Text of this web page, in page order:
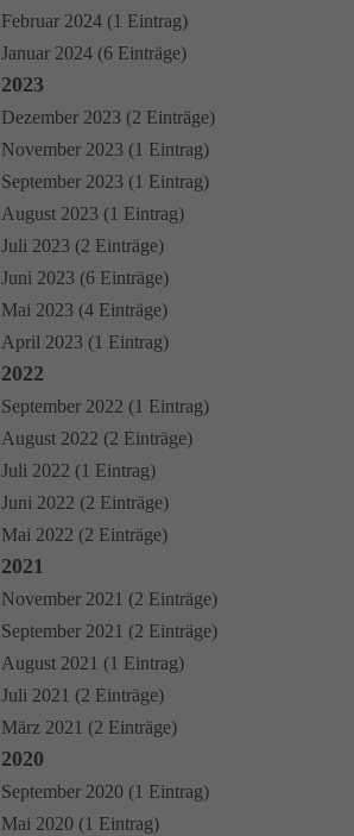
Februar 2024 (1 Eintrag)
Januar 2024 (6 Einträge)
2023
Dezember 2023 (2 Einträge)
November 2023 (1 Eintrag)
September 2023 (1 Eintrag)
August 2023 (1 Eintrag)
Juli 2023 (2 Einträge)
Juni 2023 (6 Einträge)
Mai 2023 (4 Einträge)
April 2023 (1 Eintrag)
2022
September 2022 (1 Eintrag)
August 2022 (2 Einträge)
Juli 2022 (1 Eintrag)
Juni 2022 (2 Einträge)
Mai 2022 (2 Einträge)
2021
November 2021 (2 Einträge)
September 2021 (2 Einträge)
August 2021 (1 Eintrag)
Juli 2021 (2 Einträge)
März 2021 (2 Einträge)
2020
September 2020 (1 Eintrag)
Mai 2020 (1 Eintrag)